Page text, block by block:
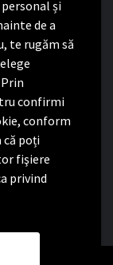
și
de a
te rugăm să
confirmi
conform
că poți
fişiere
privind